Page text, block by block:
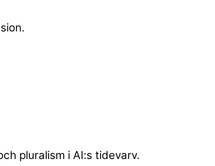
pluralism i AI:s tidevarv.